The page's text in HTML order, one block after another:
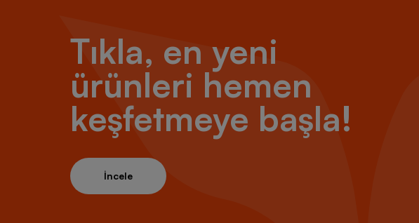
Tıkla, en yeni
ürünleri hemen
keşfetmeye başla!
İncele